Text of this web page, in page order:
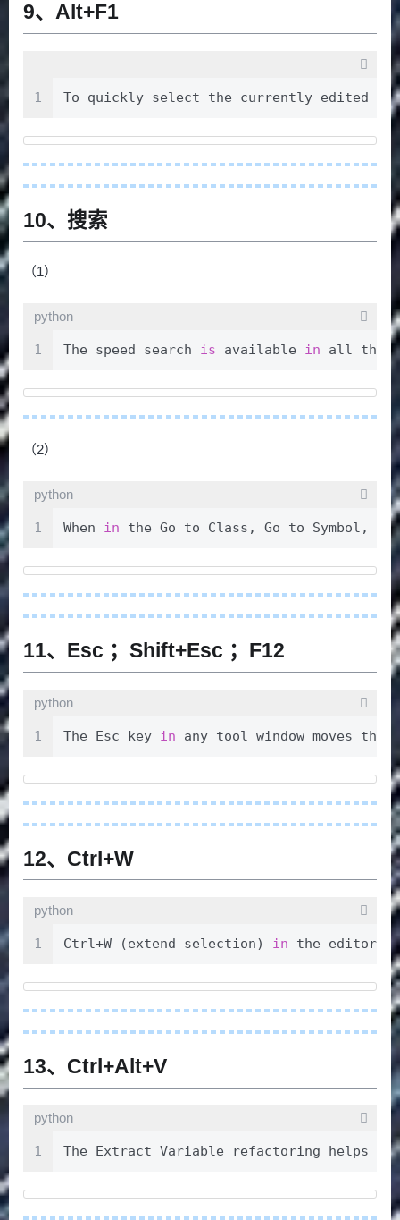
9、Alt+F1
1 To quickly select the currently edited
10、搜索
（1）
python
1 The speed search is available in all the
（2）
python
1 When in the Go to Class, Go to Symbol, or
11、Esc ；Shift+Esc ；F12
python
1 The Esc key in any tool window moves
12、Ctrl+W
python
1 Ctrl+W (extend selection) in the editor
13、Ctrl+Alt+V
python
1 The Extract Variable refactoring helps